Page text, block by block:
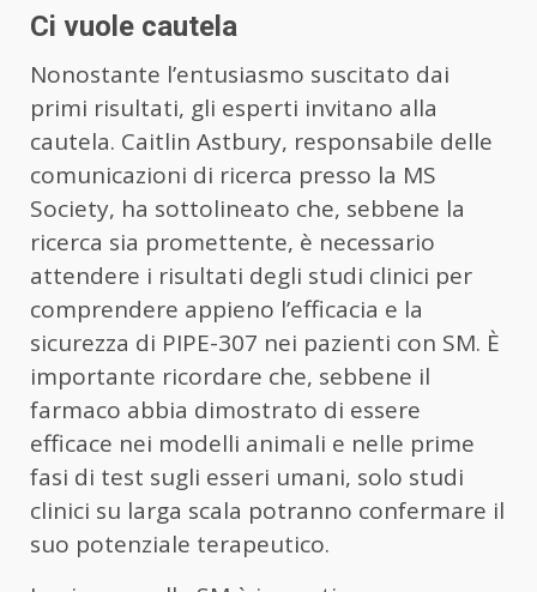
Ci vuole cautela
Nonostante l’entusiasmo suscitato dai
primi risultati, gli esperti invitano alla
cautela. Caitlin Astbury, responsabile delle
comunicazioni di ricerca presso la MS
Society, ha sottolineato che, sebbene la
ricerca sia promettente, è necessario
attendere i risultati degli studi clinici per
comprendere appieno l’efficacia e la
sicurezza di PIPE-307 nei pazienti con SM. È
importante ricordare che, sebbene il
farmaco abbia dimostrato di essere
efficace nei modelli animali e nelle prime
fasi di test sugli esseri umani, solo studi
clinici su larga scala potranno confermare il
suo potenziale terapeutico.